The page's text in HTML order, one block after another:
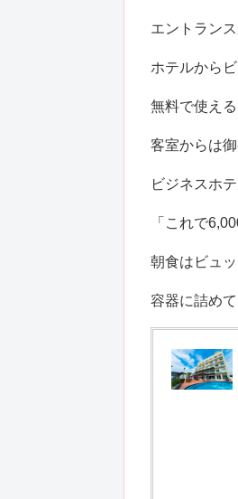
エントラン
ホテルから
無料で使え
客室からは
ビジネスホ
「これで
朝食はビュ
容器に詰め